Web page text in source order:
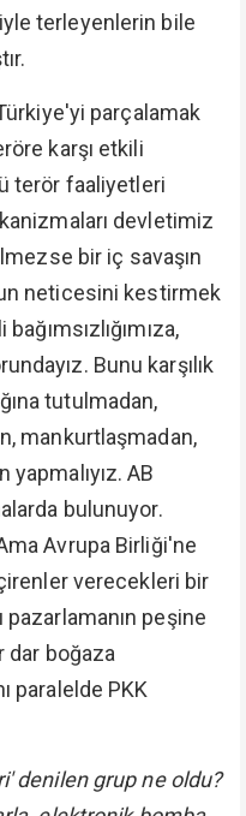
terleyenlerin bile
parçalamak
karşı etkili
terör faaliyetleri
devletimiz
bir iç savaşın
neticesini kestirmek
Bunu karşılık
tutulmadan,
mankurtlaşmadan,
AB
bulunuyor.
Avrupa Birliği'ne
verecekleri bir
pazarlamanın peşine
dar boğaza
paralelde PKK
denilen grup ne oldu?